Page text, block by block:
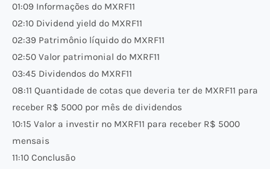
01:09 Informações do MXRF11
02:10 Dividend yield do MXRF11
02:39 Patrimônio líquido do MXRF11
02:50 Valor patrimonial do MXRF11
03:45 Dividendos do MXRF11
08:11 Quantidade de cotas que deveria ter de MXRF11 para
receber R$ 5000 por mês de dividendos
10:15 Valor a investir no MXRF11 para receber R$ 5000
mensais
11:10 Conclusão